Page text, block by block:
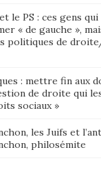
le PS : ces gens
« de gauche »,
politiques de
: mettre fin aux
de droite qui
sociaux »
les Juifs et
philosémite